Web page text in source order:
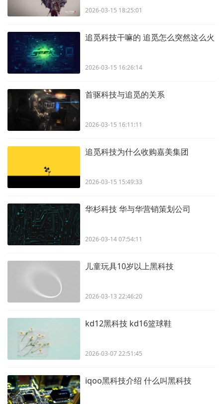
2026-03-15 18:25:01
追觅科技干嘛的 追觅怎么突然这么火
2026-03-15 16:26:14
首驱科技与追觅的关系
2026-03-15 16:11:11
追觅科技为什么收购嘉美集团
2026-03-15 15:49:33
华杉科技 华与华营销策划公司
2026-03-14 07:54:11
儿童玩具10岁以上黑科技
2026-03-13 22:46:20
kd12黑科技 kd16篮球鞋
2026-03-07 22:51:45
iqoo黑科技介绍 什么叫黑科技